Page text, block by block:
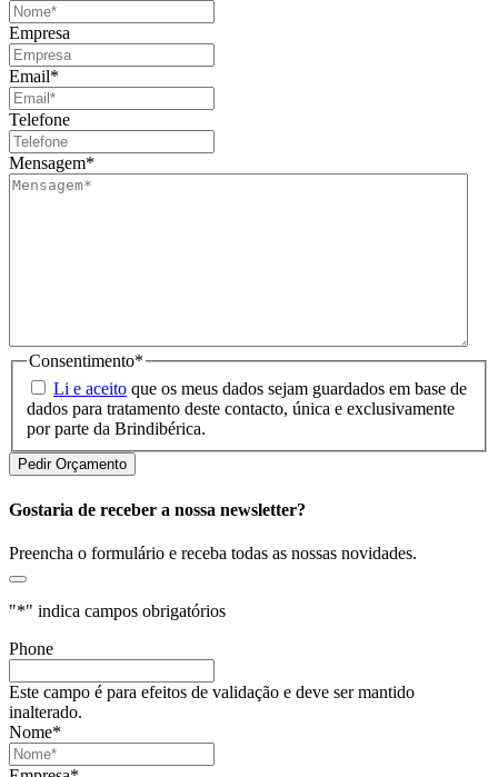
Empresa
Email*
Telefone
Mensagem*
Consentimento*
Li e aceito que os meus dados sejam guardados em base de
dados para tratamento deste contacto, única e exclusivamente
por parte da Brindibérica.
Gostaria de receber a nossa newsletter?
Preencha o formulário e receba todas as nossas novidades.
"*" indica campos obrigatórios
Phone
Este campo é para efeitos de validação e deve ser mantido
inalterado.
Nome*